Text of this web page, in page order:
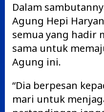
Dalam
Agung Hepi
semua yang hadir
sama untuk
Agung ini.
“Dia berpesan
mari untuk